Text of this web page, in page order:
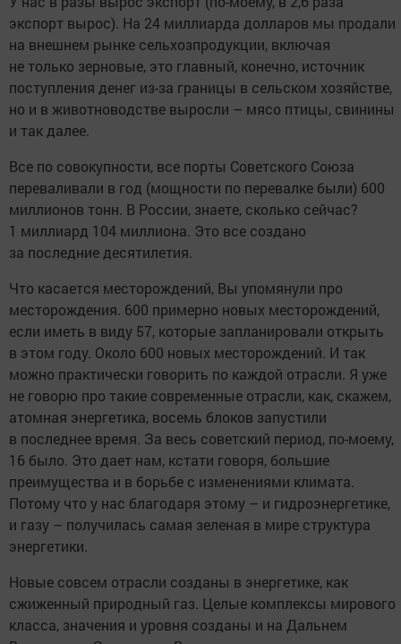
экспорт вырос). На 24 миллиарда долларов мы продали
на внешнем рынке сельхозпродукции, включая
не только зерновые, это главный, конечно, источник
поступления денег из-за границы в сельском хозяйстве,
но и в животноводстве выросли – мясо птицы, свинины
и так далее.
Все по совокупности, все порты Советского Союза
переваливали в год (мощности по перевалке были) 600
миллионов тонн. В России, знаете, сколько сейчас?
1 миллиард 104 миллиона. Это все создано
за последние десятилетия.
Что касается месторождений, Вы упомянули про
месторождения. 600 примерно новых месторождений,
если иметь в виду 57, которые запланировали открыть
в этом году. Около 600 новых месторождений. И так
можно практически говорить по каждой отрасли. Я уже
не говорю про такие современные отрасли, как, скажем,
атомная энергетика, восемь блоков запустили
в последнее время. За весь советский период, по-моему,
16 было. Это дает нам, кстати говоря, большие
преимущества и в борьбе с изменениями климата.
Потому что у нас благодаря этому – и гидроэнергетике,
и газу – получилась самая зеленая в мире структура
энергетики.
Новые совсем отрасли созданы в энергетике, как
сжиженный природный газ. Целые комплексы мирового
класса, значения и уровня созданы и на Дальнем